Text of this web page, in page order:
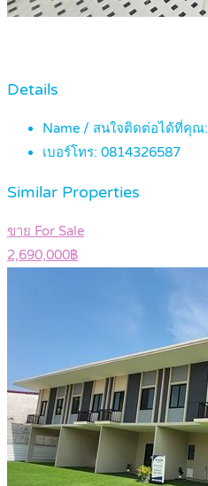
Details
Name / สนใจติดต่อได้ที่คุณ:
เบอร์โทร: 0814326587
Similar Properties
ขาย For Sale
2,690,000฿